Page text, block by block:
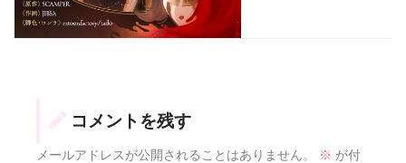
コメントを残す
メールアドレスが公開されることはありません。 ※ が付